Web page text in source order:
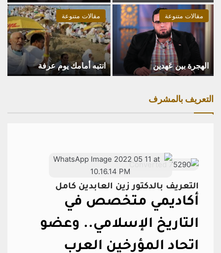
مقالات متنوعة
الهجرة بين عَهدين
مقالات متنوعة
انتبه أمامك يوم عرفة
التعريف بالمشرف
التعريف بالدكتور زين العابدين كامل
أكاديمي متخصص في
التاريخ الإسلامي.. وعضو
اتحاد المؤرخين العرب